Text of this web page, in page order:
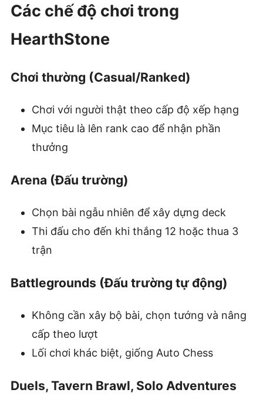
Các chế độ chơi trong
HearthStone
Chơi thường (Casual/Ranked)
Chơi với người thật theo cấp độ xếp hạng
Mục tiêu là lên rank cao để nhận phần
thưởng
Arena (Đấu trường)
Chọn bài ngẫu nhiên để xây dựng deck
Thi đấu cho đến khi thắng 12 hoặc thua 3
trận
Battlegrounds (Đấu trường tự động)
Không cần xây bộ bài, chọn tướng và nâng
cấp theo lượt
Lối chơi khác biệt, giống Auto Chess
Duels, Tavern Brawl, Solo Adventures